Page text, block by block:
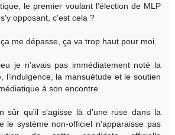
le premier voulant l'élection de MLP
opposant, c'est cela ?
me dépasse, ça va trop haut pour moi.
je n'avais pas immédiatement noté la
l'indulgence, la mansuétude et le soutien
à son encontre.
sûr qu'il s'agisse là d'une ruse dans la
le système non-officiel n'apparaisse pas